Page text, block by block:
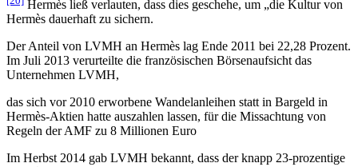
Hermès ließ verlauten, dass dies geschehe, um „die Kultur von
Hermès dauerhaft zu sichern.
Der Anteil von LVMH an Hermès lag Ende 2011 bei 22,28 Prozent.
Im Juli 2013 verurteilte die französischen Börsenaufsicht das
Unternehmen LVMH,
das sich vor 2010 erworbene Wandelanleihen statt in Bargeld in
Hermès-Aktien hatte auszahlen lassen, für die Missachtung von
Regeln der AMF zu 8 Millionen Euro
Im Herbst 2014 gab LVMH bekannt, dass der knapp 23-prozentige